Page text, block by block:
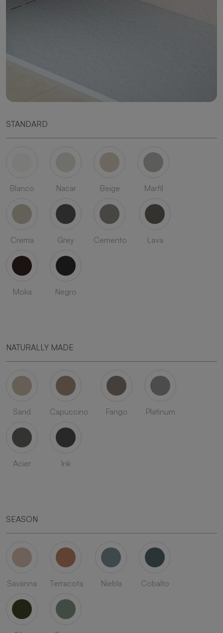
STANDARD
Blanco Nacar Beige Marfil
Crema Grey Cemento Lava
Moka Negro
NATURALLY MADE
Sand Capuccino Fango Platinum
Acier Ink
SEASON
Savanna Terracota Niebla Cobalto